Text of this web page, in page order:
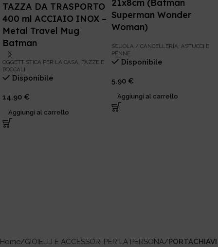
TAZZA DA TRASPORTO
400 ml ACCIAIO INOX –
Metal Travel Mug
Batman
OGGETTISTICA PER LA CASA, TAZZE E
BOCCALI
Disponibile
14,90 €
Aggiungi al carrello
21x8cm (Batman
Superman Wonder
Woman)
SCUOLA / CANCELLERIA, ASTUCCI E
PENNE
Disponibile
5,90 €
Aggiungi al carrello
Home GIOIELLI E ACCESSORI PER LA PERSONA PORTACHIAVI